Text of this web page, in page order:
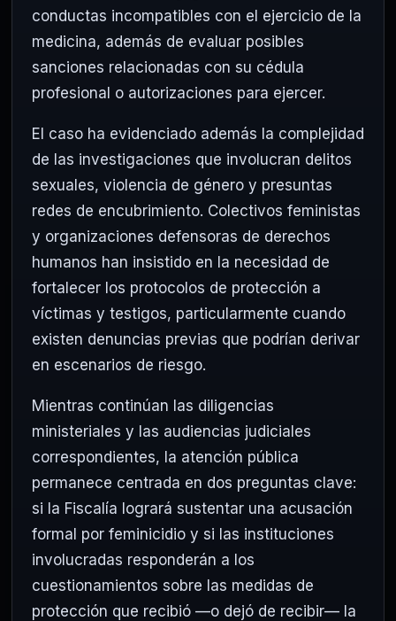
conductas incompatibles con el ejercicio de la
medicina, además de evaluar posibles
sanciones relacionadas con su cédula
profesional o autorizaciones para ejercer.
El caso ha evidenciado además la complejidad
de las investigaciones que involucran delitos
sexuales, violencia de género y presuntas
redes de encubrimiento. Colectivos feministas
y organizaciones defensoras de derechos
humanos han insistido en la necesidad de
fortalecer los protocolos de protección a
víctimas y testigos, particularmente cuando
existen denuncias previas que podrían derivar
en escenarios de riesgo.
Mientras continúan las diligencias
ministeriales y las audiencias judiciales
correspondientes, la atención pública
permanece centrada en dos preguntas clave:
si la Fiscalía logrará sustentar una acusación
formal por feminicidio y si las instituciones
involucradas responderán a los
cuestionamientos sobre las medidas de
protección que recibió —o dejó de recibir— la